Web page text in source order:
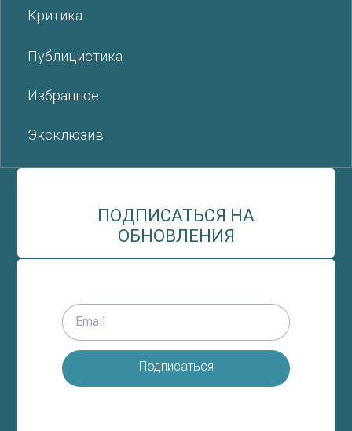
Критика
Публицистика
Избранное
Эксклюзив
ПОДПИСАТЬСЯ НА
ОБНОВЛЕНИЯ
Подписаться